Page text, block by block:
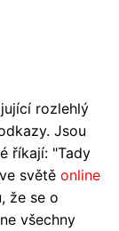
rozlehlý
Jsou
říkají: "Tady
světě online
že se o
všechny